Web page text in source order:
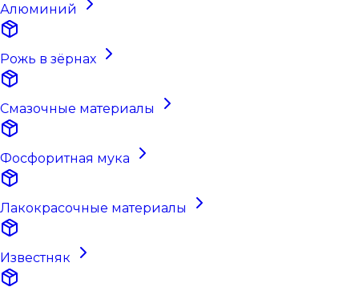
Алюминий
Рожь в зёрнах
Смазочные материалы
Фосфоритная мука
Лакокрасочные материалы
Известняк